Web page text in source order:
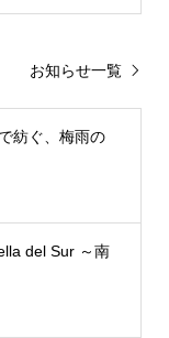
お知らせ一覧
紡ぐ、梅雨の
del Sur ～南